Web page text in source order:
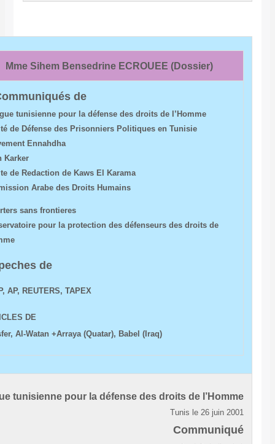
Mme Sihem Bensedrine ECROUEE (Dossier)
Communiqués de:
La Ligue tunisienne pour la défense des droits de l’Homme
C omité deDéfense desPrisonniersPolitiques en
Mouvement Ennahdha
Salah Karker
Comite de Redaction de Kaws El Karama
Commission Arabe des Droits Humains
Reporters sans frontieres
L’Observatoire pour la protection des défenseurs des droits de
Depeches de:
L´AFP, AP, REUTERS, TAPEX
ARTICLES DE:
Transfer, Al-Watan +Arraya (Quatar), Babel (Iraq)
Ligue tunisienne pour la défense des droits de
Tunis le 26 juin